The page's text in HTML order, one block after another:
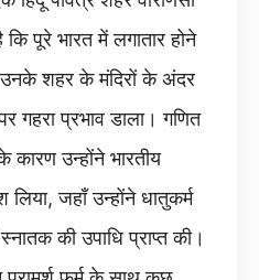
पूरे भारत में लगातार होने
शहर के मंदिरों के अंदर
प्रभाव डाला। गणित
कारण उन्होंने भारतीय
लिया, जहाँ उन्होंने धातुकर्म
की उपाधि प्राप्त की।